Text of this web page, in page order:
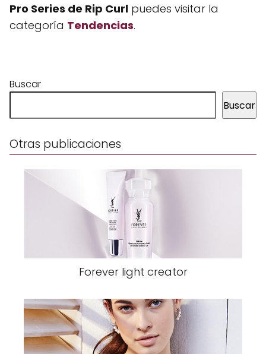
Pro Series de Rip Curl puedes visitar la
categoría Tendencias.
Buscar
Buscar
Otras publicaciones
Forever light creator